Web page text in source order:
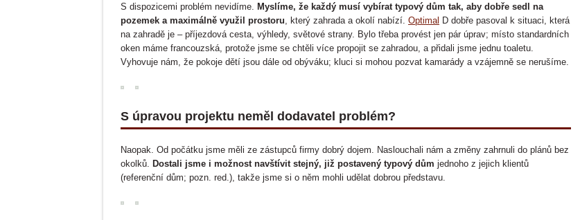
S dispozicemi problém nevidíme. Myslíme, že každý musí vybírat typový dům tak, aby dobře sedl na
pozemek a maximálně využil prostoru, který zahrada a okolí nabízí. Optimal D dobře pasoval k situaci, která
na zahradě je – příjezdová cesta, výhledy, světové strany. Bylo třeba provést jen pár úprav; místo standardních
oken máme francouzská, protože jsme se chtěli více propojit se zahradou, a přidali jsme jednu toaletu.
Vyhovuje nám, že pokoje dětí jsou dále od obýváku; kluci si mohou pozvat kamarády a vzájemně se nerušíme.
S úpravou projektu neměl dodavatel problém?
Naopak. Od počátku jsme měli ze zástupců firmy dobrý dojem. Naslouchali nám a změny zahrnuli do plánů bez
okolků. Dostali jsme i možnost navštívit stejný, již postavený typový dům jednoho z jejich klientů
(referenční dům; pozn. red.), takže jsme si o něm mohli udělat dobrou představu.